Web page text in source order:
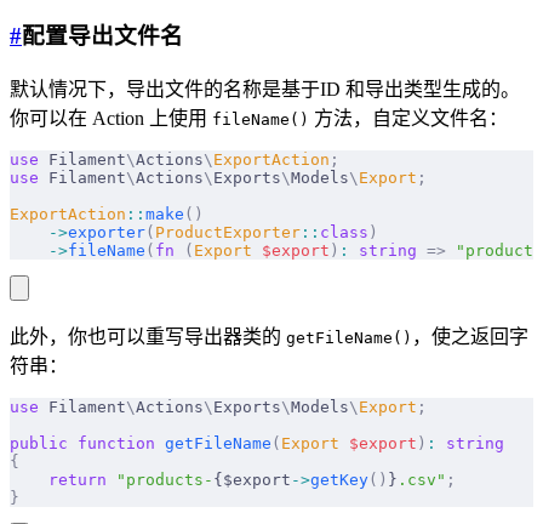
#配置导出文件名
默认情况下，导出文件的名称是基于ID 和导出类型生成的。
你可以在 Action 上使用 fileName() 方法，自定义文件名：
use Filament\Actions\ ExportAction ;
use Filament\Actions\ Exports\Models\ Export ;
ExportAction :: make ()
    ->
exporter( ProductExporter :: class )
    ->
fileName ( fn ( Export $export ) : string =>
此外，你也可以重写导出器类的 getFileName() ，使之返回字
符串：
use Filament\Actions\ Exports\Models\ Export ;
public function getFileName ( Export $export ) :
string
{
    return
"products- {$export ->getKey() } .csv" ;
}